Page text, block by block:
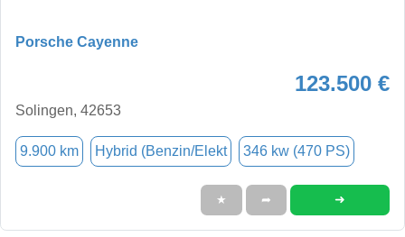
Porsche Cayenne
123.500 €
Solingen, 42653
9.900 km Hybrid (Benzin/Elekt 346 kw (470 PS)
★ ➦ ➜